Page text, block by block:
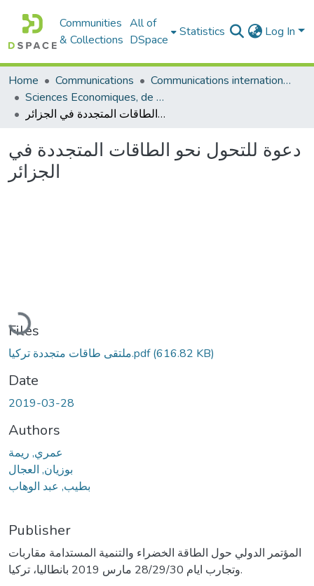
Communities
& Collections
All of
DSpace
Statistics Log In
Home Communications
Communications internationales (مداخلات دولية)
Sciences Economiques, de Gestion et Commerciales - العلوم الإقتصادية و التجارية و علوم التسيير
دعوة للتحول نحو الطاقات المتجددة في الجزائر
دعوة للتحول نحو الطاقات المتجددة في
الجزائر
Loading...
Files
ملتقى طاقات متجددة تركيا.pdf(616.82 KB)
Date
2019-03-28
Authors
عمري, ريمة
بوزيان, العجال
بطيب, عبد الوهاب
Publisher
المؤتمر الدولي حول الطاقة الخضراء والتنمية المستدامة مقاربات
وتجارب ايام 28/29/30 مارس 2019 بانطاليا، تركيا.